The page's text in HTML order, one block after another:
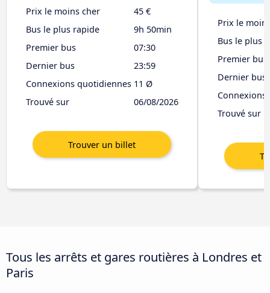
Prix le moins cher
45 €
Bus le plus rapide
9h 50min
Premier bus
07:30
Dernier bus
23:59
Connexions quotidiennes 11 Ø
Trouvé sur
06/08/2026
Prix le
Bus le plus
Premier bus
Dernier bus
Trouvé sur
Tous les arrêts et gares routières à Londres et
Paris